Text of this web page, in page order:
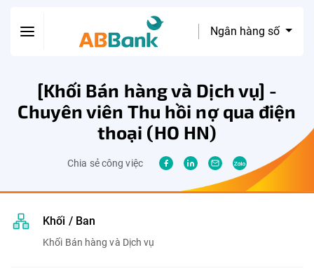
Ngân hàng số
[Khối Bán hàng và Dịch vụ] -
Chuyên viên Thu hồi nợ qua điện
thoại (HO HN)
Chia sẻ công việc
Khối / Ban
Khối Bán hàng và Dịch vụ